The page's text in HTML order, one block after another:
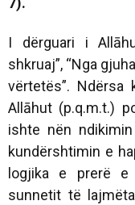
I dërguari i
shkruaj”, “Nga
vërtetës”.
Allāhut (p.q.m.t.)
ishte nën
kundërshtimin e
logjika e prerë e
sunnetit të